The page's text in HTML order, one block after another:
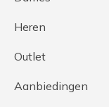
Heren
Outlet
Aanbiedingen